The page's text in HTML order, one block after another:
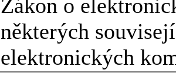
Zákon o
některých
elektronických